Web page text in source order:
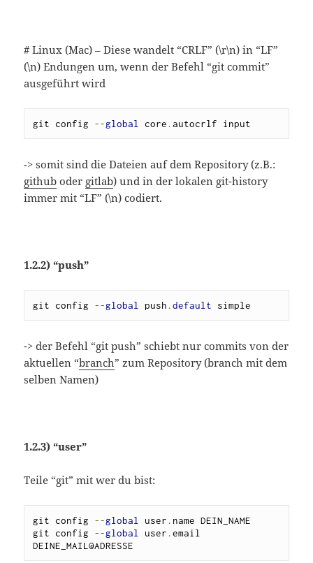
# Linux (Mac) – Diese wandelt “CRLF” (\r\n) in “LF”
(\n) Endungen um, wenn der Befehl “git commit”
ausgeführt wird
git config --global core .autocrlf input
-> somit sind die Dateien auf dem Repository (z.B.:
github oder gitlab) und in der lokalen git-history
immer mit “LF” (\n) codiert.
1.2.2) “push”
git config --global push .default simple
-> der Befehl “git push” schiebt nur commits von der
aktuellen “branch” zum Repository (branch mit dem
selben Namen)
1.2.3) “user”
Teile “git” mit wer du bist:
git config --global user . name DEIN_NAME
git config --global user .email
DEINE_MAIL@ADRESSE